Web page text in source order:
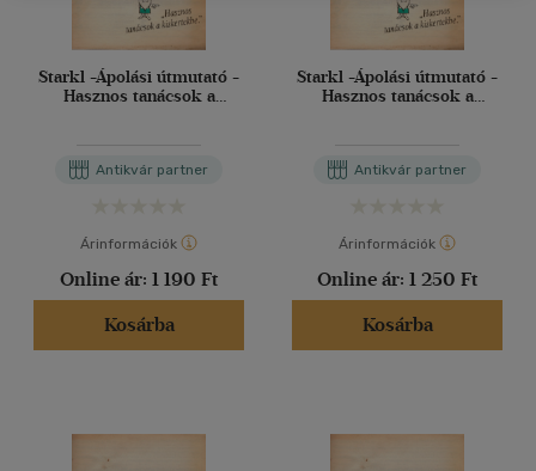
Starkl -Ápolási útmutató -
Hasznos tanácsok a
Antikvár partner
Árinformációk
Online ár: 1 190 Ft
Kosárba
Starkl -Ápolási útmutató -
Hasznos tanácsok a
Antikvár partner
Árinformációk
Online ár: 1 250 Ft
Kosárba